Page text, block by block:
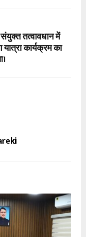
तत्वावधान में
कार्यक्रम का